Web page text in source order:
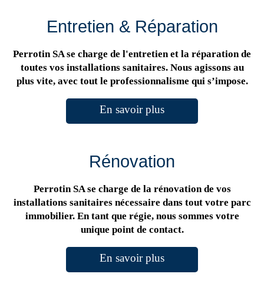
Entretien & Réparation
Perrotin SA se charge de l'entretien et la réparation de
toutes vos installations sanitaires. Nous agissons au
plus vite, avec tout le professionnalisme qui s’impose.
En savoir plus
Rénovation
Perrotin SA se charge de la rénovation de vos
installations sanitaires nécessaire dans tout votre parc
immobilier. En tant que régie, nous sommes votre
unique point de contact.
En savoir plus